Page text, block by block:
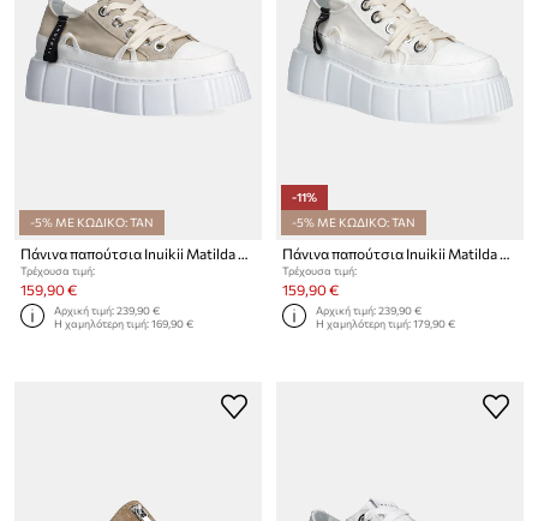
-5% ΜΕ ΚΩΔΙΚΟ: TAN
Τρέχουσα τιμή:
159,90 €
Αρχική τιμή:239,90 €
Η χαμηλότερη τιμή:169,90 €
-11%
-5% ΜΕ ΚΩΔΙΚΟ: TAN
Τρέχουσα τιμή:
159,90 €
Αρχική τιμή:239,90 €
Η χαμηλότερη τιμή:179,90 €